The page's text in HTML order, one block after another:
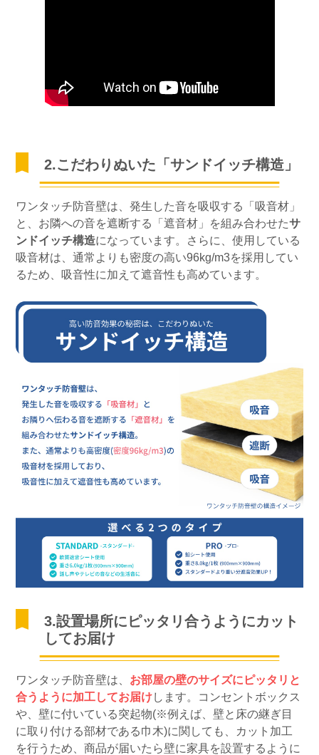
2.こだわりぬいた「サンドイッチ構造」
ワンタッチ防音壁は、発生した音を吸収する「吸音材」
と、お隣への音を遮断する「遮音材」を組み合わせたサ
ンドイッチ構造になっています。さらに、使用している
吸音材は、通常よりも密度の高い96kg/m3を採用してい
るため、吸音性に加えて遮音性も高めています。
3.設置場所にピッタリ合うようにカット
してお届け
ワンタッチ防音壁は、 お部屋の壁のサイズにピッタリと
合うように加工してお届けします。コンセントボックス
や、壁に付いている突起物(※例えば、壁と床の継ぎ目
に取り付ける部材である巾木)に関しても、カット加工
を行うため、商品が届いたら壁に家具を設置するように